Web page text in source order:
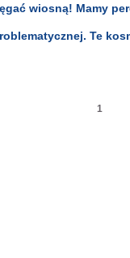
wiosną! Mamy
Te
1